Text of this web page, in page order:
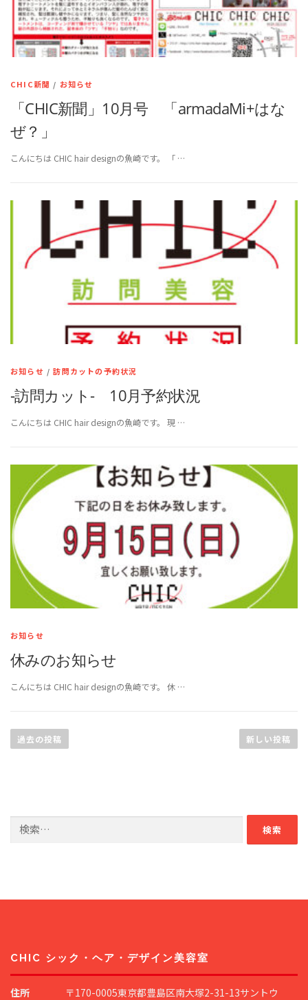
CHIC新聞 / お知らせ
「CHIC新聞」10月号 「armadaMi+はな
ぜ？」
こんにちは CHIC hair designの魚崎です。 「 …
お知らせ /訪問カットの予約状況
-訪問カット- 10月予約状況
こんにちは CHIC hair designの魚崎です。 現 …
お知らせ
休みのお知らせ
こんにちは CHIC hair designの魚崎です。 休 …
稿
シ
過去の投稿 新しい投稿
索:
CHIC シック・ヘア・デザイン美容室
住所
〒170-0005東京都豊島区南大塚2-31-13サントウ